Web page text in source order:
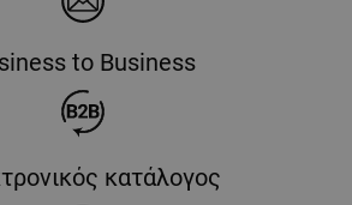
to Business
κατάλογος